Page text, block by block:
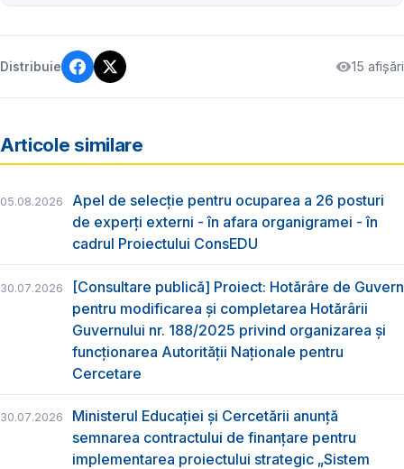
Distribuie 15 afișări
Articole similare
05.08.2026
Apel de selecție pentru ocuparea a 26 posturi
de experți externi - în afara organigramei - în
cadrul Proiectului ConsEDU
30.07.2026
[Consultare publică] Proiect: Hotărâre de Guvern
pentru modificarea și completarea Hotărârii
Guvernului nr. 188/2025 privind organizarea şi
funcţionarea Autorităţii Naţionale pentru
Cercetare
30.07.2026
Ministerul Educației și Cercetării anunță
semnarea contractului de finanțare pentru
implementarea proiectului strategic „Sistem